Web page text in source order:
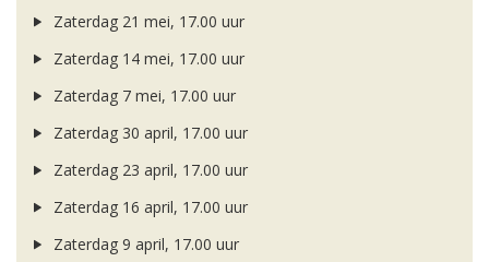
Zaterdag 21 mei, 17.00 uur
Zaterdag 14 mei, 17.00 uur
Zaterdag 7 mei, 17.00 uur
Zaterdag 30 april, 17.00 uur
Zaterdag 23 april, 17.00 uur
Zaterdag 16 april, 17.00 uur
Zaterdag 9 april, 17.00 uur